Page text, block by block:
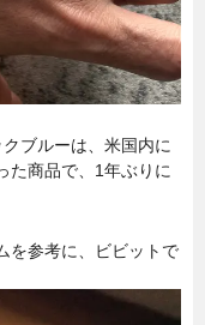
ブルーは、米国内に
た商品で、1年ぶりに
を参考に、ビビットで